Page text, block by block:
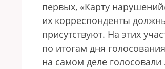
первых, «Карту
их корреспонденты
присутствуют. На этих
по итогам дня
на самом деле голосовали